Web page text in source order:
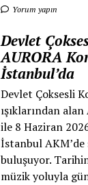
Yorum yapın
Devlet
AURORA
İstanbul’da
Devlet Çoksesli
ışıklarından
ile 8 Haziran
İstanbul
buluşuyor.
müzik yoluyla